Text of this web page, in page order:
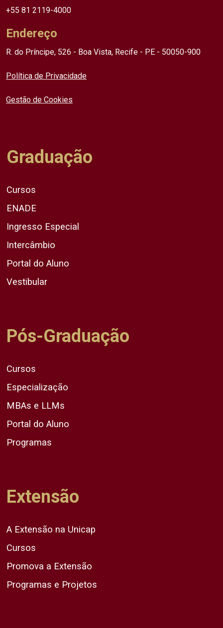
+55 81 2119-4000
Endereço
R. do Príncipe, 526 - Boa Vista, Recife - PE - 50050-900
Política de Privacidade
Gestão de Cookies
Graduação
Cursos
ENADE
Ingresso Especial
Intercâmbio
Portal do Aluno
Vestibular
Pós-Graduação
Cursos
Especialização
MBAs e LLMs
Portal do Aluno
Programas
Extensão
A Extensão na Unicap
Cursos
Promova a Extensão
Programas e Projetos